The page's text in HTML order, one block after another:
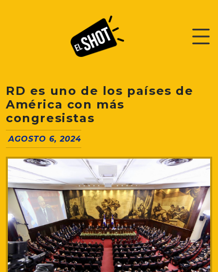
RD es uno de los países de
América con más
congresistas
AGOSTO 6, 2024